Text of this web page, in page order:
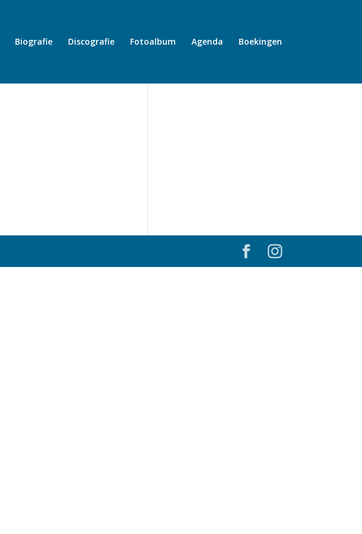
Biografie Discografie Fotoalbum Agenda Boekingen